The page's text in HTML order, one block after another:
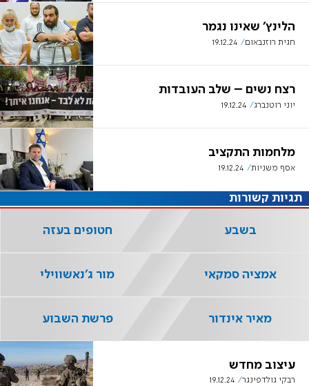
הלינץ' שאינו נגמר
חגית רוזנבאום 19.12.24
רצח נשים – שלב העובדות
יוני רוטנברג 19.12.24
מלחמות התקציב
אסף משניות 19.12.24
עיצוב מחדש
רבקי גולדפינגר 19.12.24
תגיות קשורות
בשבע חטופים בעזה
אמציה סמקאי מור ג'נאשווילי
מאיר אינדור פרשת השבוע